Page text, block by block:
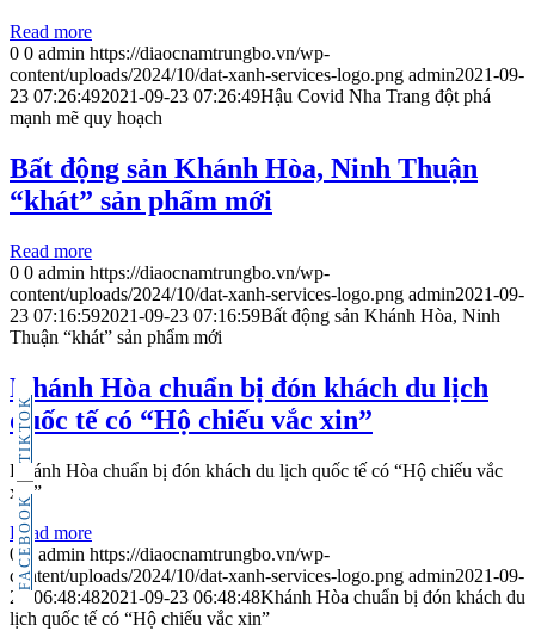
FACEBOOK
TIKTOK
Read more
0 0 admin https://diaocnamtrungbo.vn/wp-
content/uploads/2024/10/dat-xanh-services-logo.png admin2021-09-
23 07:26:492021-09-23 07:26:49Hậu Covid Nha Trang đột phá
mạnh mẽ quy hoạch
Bất động sản Khánh Hòa, Ninh Thuận
“khát” sản phẩm mới
Read more
0 0 admin https://diaocnamtrungbo.vn/wp-
content/uploads/2024/10/dat-xanh-services-logo.png admin2021-09-
23 07:16:592021-09-23 07:16:59Bất động sản Khánh Hòa, Ninh
Thuận “khát” sản phẩm mới
Khánh Hòa chuẩn bị đón khách du lịch
quốc tế có “Hộ chiếu vắc xin”
Khánh Hòa chuẩn bị đón khách du lịch quốc tế có “Hộ chiếu vắc
xin”
Read more
0 0 admin https://diaocnamtrungbo.vn/wp-
content/uploads/2024/10/dat-xanh-services-logo.png admin2021-09-
23 06:48:482021-09-23 06:48:48Khánh Hòa chuẩn bị đón khách du
lịch quốc tế có “Hộ chiếu vắc xin”